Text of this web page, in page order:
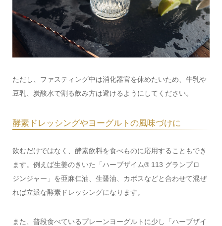
ただし、ファスティング中は消化器官を休めたいため、牛乳や
豆乳、炭酸水で割る飲み方は避けるようにしてください。
酵素ドレッシングやヨーグルトの風味づけに
飲むだけではなく、酵素飲料を食べものに応用することもでき
ます。例えば生姜のきいた「ハーブザイム® 113 グランプロ
ジンジャー」を亜麻仁油、生醤油、カボスなどと合わせて混ぜ
れば立派な酵素ドレッシングになります。
また、普段食べているプレーンヨーグルトに少し「ハーブザイ